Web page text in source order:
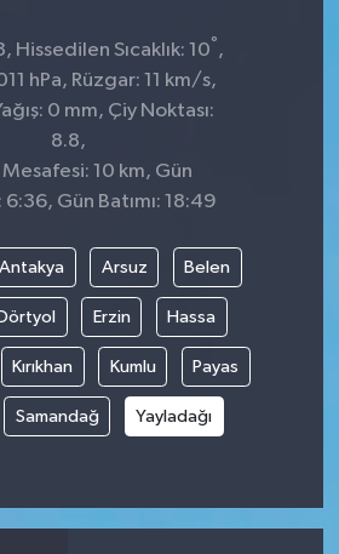
Hissedilen Sıcaklık: 10° ,
hPa, Rüzgar: 11 km/s,
0 mm, Çiy Noktası:
8.8,
10 km, Gün
Gün Batımı: 18:49
Antakya Arsuz Belen
Erzin Hassa
Kırıkhan Kumlu Payas
Samandağ Yayladağı